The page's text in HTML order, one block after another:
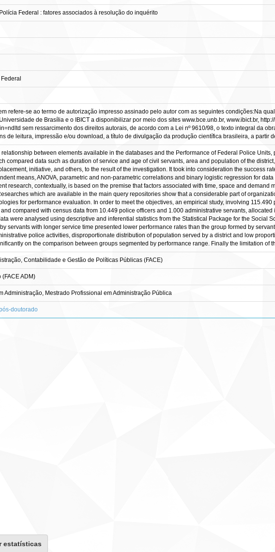
Federal : fatores associados à resolução do inquérito
refere-se ao termo de autorização impresso assinado pelo autor com as seguintes condições:Na
de Brasília e o IBICT a disponibilizar por meio dos sites www.bce.unb.br, www.ibict.br,
sem ressarcimento dos direitos autorais, de acordo com a Lei nº 9610/98, o texto integral da
de leitura, impressão e/ou download, a título de divulgação da produção científica brasileira, a partir
between elements available in the databases and the Performance of Federal Police Units,
compared data such as duration of service and age of civil servants, area and population of the
initiative, and others, to the result of the investigation. It took into consideration the success
means, ANOVA, parametric and non-parametric correlations and binary logistic regression for
research, contextually, is based on the premise that factors associated with time, space and demand
which are available in the main query repositories show that a considerable part of
for performance evaluation. In order to meet the objectives, an empirical study, involving
compared with census data from 10.449 police officers and 1.000 administrative servants,
were analysed using descriptive and inferential statistics from the Statistical Package for the Social
servants with longer service time presented lower performance rates than the group formed by
police activities, disproportionate distribution of population served by a district and low
on the comparison between groups segmented by performance range. Finally the limitation of
Contabilidade e Gestão de Políticas Públicas (FACE)
ADM)
Administração, Mestrado Profissional em Administração Pública
doutorado
estatísticas